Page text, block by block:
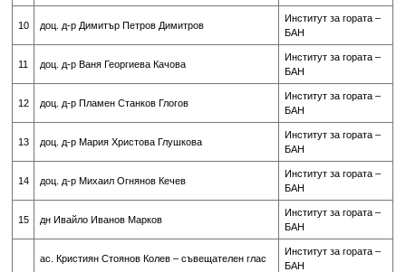
10 доц. д-р Димитър Петров Димитров
Институт за гората –
БАН
11 доц. д-р Ваня Георгиева Качова
Институт за гората –
БАН
12 доц. д-р Пламен Станков Глогов
Институт за гората –
БАН
13 доц. д-р Мария Христова Глушкова
Институт за гората –
БАН
14 доц. д-р Михаил Огнянов Кечев
Институт за гората –
БАН
15 дн Ивайло Иванов Марков
Институт за гората –
БАН
ас. Кристиян Стоянов Колев – съвещателен глас
Институт за гората –
БАН